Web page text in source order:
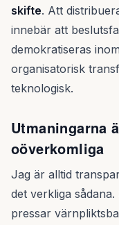
skifte. Att
innebär att
demokratiseras
organisatorisk
teknologisk.
Utmaningarna
oöverkomliga
Jag är alltid
det verkliga
pressar